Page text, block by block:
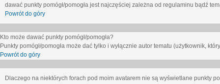
dawać punkty pomógł/pomogła jest najczęściej zależna od regulaminu bądź
Powrót do góry
Kto może dawać punkty pomógł/pomogła?
Punkty pomógł/pomogła może dać tylko i wyłącznie autor tematu (użytkownik,
Powrót do góry
Dlaczego na niektórych forach pod moim avatarem nie są wyświetlane punkty